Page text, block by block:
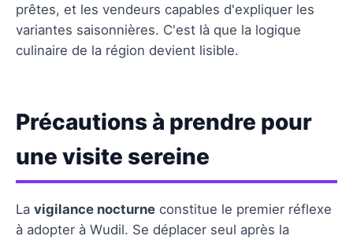
prêtes, et les vendeurs capables d'expliquer les
variantes saisonnières. C'est là que la logique
culinaire de la région devient lisible.
Précautions à prendre pour
une visite sereine
La vigilance nocturne constitue le premier réflexe
à adopter à Wudil. Se déplacer seul après la